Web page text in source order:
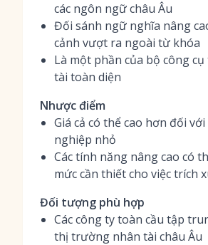
các ngôn ngữ châu Âu
Đối sánh ngữ nghĩa nâng
cảnh vượt ra ngoài từ khóa
Là một phần của bộ công
tài toàn diện
Nhược điểm
Giá cả có thể cao hơn đối với
nghiệp nhỏ
Các tính năng nâng cao có
mức cần thiết cho việc trích
Đối tượng phù hợp
Các công ty toàn cầu tập
thị trường nhân tài châu Âu